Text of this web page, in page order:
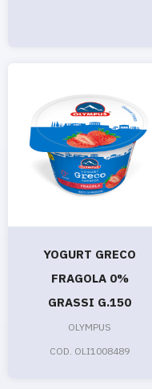
YOGURT GRECO
FRAGOLA 0%
GRASSI G.150
OLYMPUS
COD. OLI1008489